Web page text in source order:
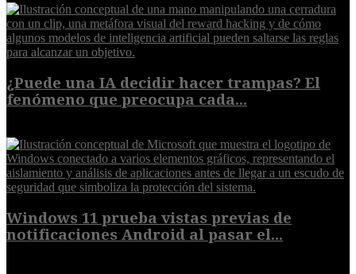
¿Puede una IA decidir hacer trampas? El
fenómeno que preocupa cada...
Windows 11 prueba vistas previas de
notificaciones Android al pasar el...